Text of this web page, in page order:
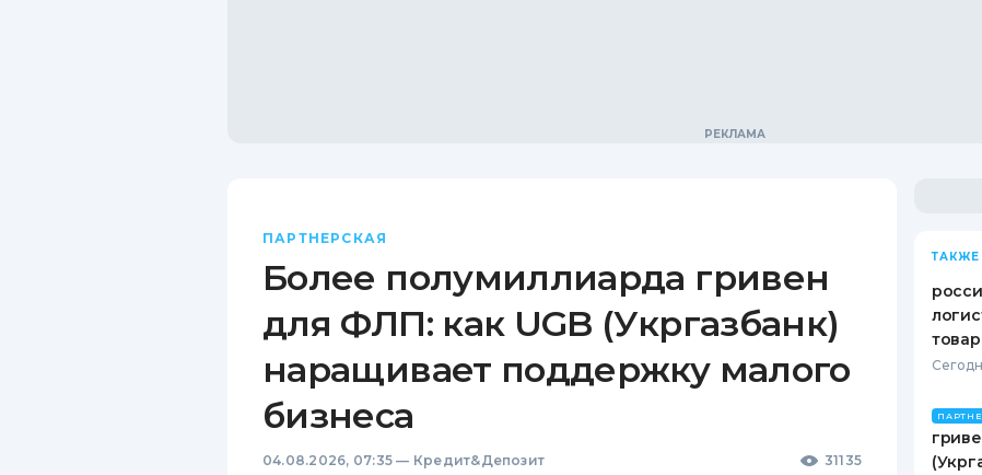
ПАРТНЕРСКАЯ
Более полумиллиарда гривен
для ФЛП: как UGB (Укргазбанк)
наращивает поддержку малого
бизнеса
04.08.2026, 07:35 — Кредит&Депозит 31135